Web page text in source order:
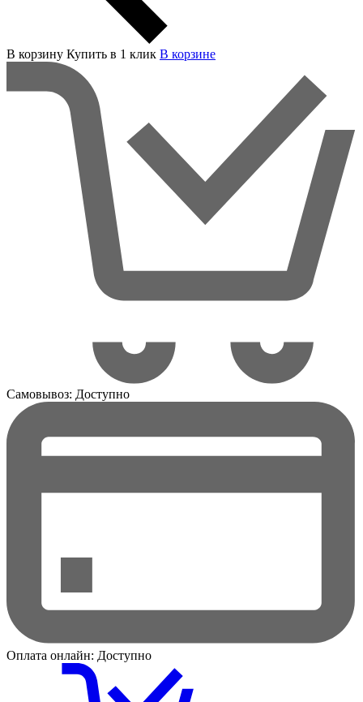
В корзину Купить в 1 клик В корзинe
Самовывоз: Доступно
Оплата онлайн: Доступно